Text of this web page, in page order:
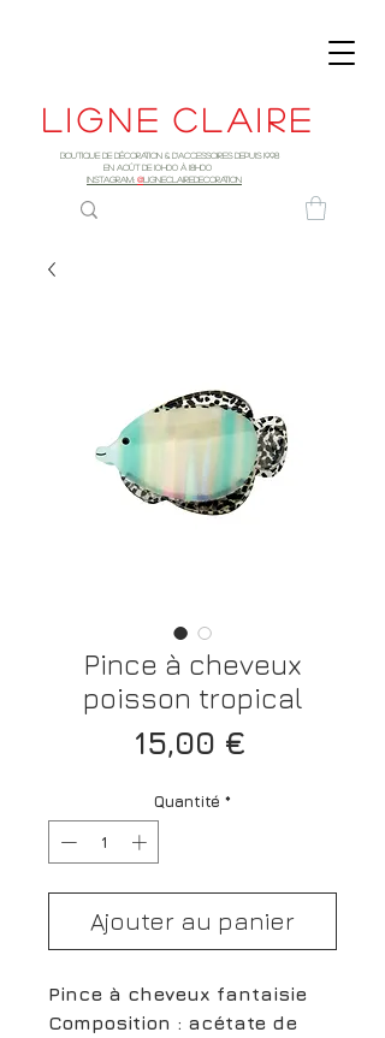
Ligne claire
Boutique de décoration & d'accessoires depuis 1998
EN AOûT DE 10h00 à 18H00
INSTAGRAM: @LIGNECLAIREDECORATION
Pince à cheveux
poisson tropical
15,00 €Prix
Quantité *
Ajouter au panier
Pince à cheveux fantaisie
Composition : acétate de